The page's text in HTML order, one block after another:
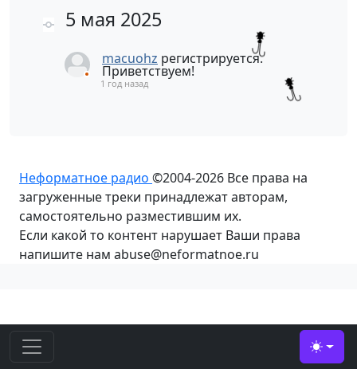
5 мая 2025
macuohz регистрируется.
Приветствуем!
1 год назад
Неформатное радио ©2004-2026 Все права на
загруженные треки принадлежат авторам,
самостоятельно разместившим их.
Если какой то контент нарушает Ваши права
напишите нам abuse@neformatnoe.ru